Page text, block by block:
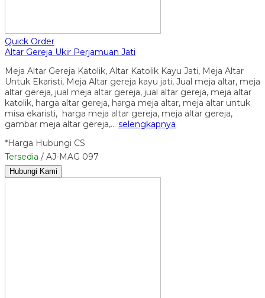
Quick Order
Altar Gereja Ukir Perjamuan Jati
Meja Altar Gereja Katolik, Altar Katolik Kayu Jati, Meja Altar
Untuk Ekaristi, Meja Altar gereja kayu jati, Jual meja altar, meja
altar gereja, jual meja altar gereja, jual altar gereja, meja altar
katolik, harga altar gereja, harga meja altar, meja altar untuk
misa ekaristi, harga meja altar gereja, meja altar gereja,
gambar meja altar gereja,… selengkapnya
*Harga Hubungi CS
Tersedia / AJ-MAG 097
Hubungi Kami